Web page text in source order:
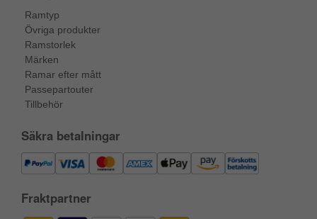
Ramtyp
Övriga produkter
Ramstorlek
Märken
Ramar efter mått
Passepartouter
Tillbehör
Säkra betalningar
Fraktpartner